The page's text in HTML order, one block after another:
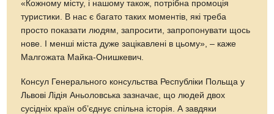
«Кожному місту, і нашому також, потрібна промоція
туристики. В нас є багато таких моментів, які треба
просто показати людям, запросити, запропонувати щось
нове. І менші міста дуже зацікавлені в цьому», – каже
Малгожата Майка-Онишкевич.
Консул Генерального консульства Республіки Польща у
Львові Лідія Аньоловська зазначає, що людей двох
сусідніх країн об’єднує спільна історія. А завдяки